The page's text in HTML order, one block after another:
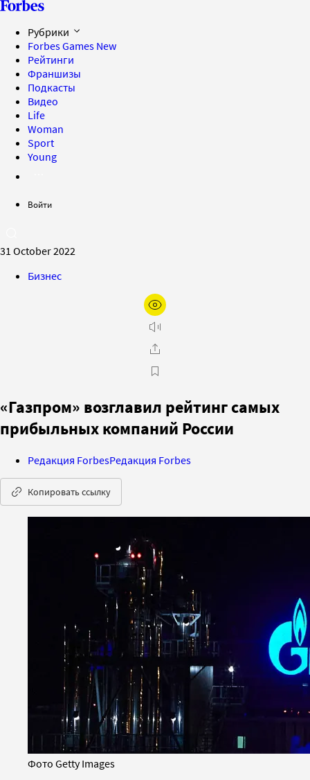
Рубрики
Forbes Games New
Рейтинги
Франшизы
Подкасты
Видео
Life
Woman
Sport
Young
Войти
31 October 2022
Бизнес
«Газпром» возглавил рейтинг самых
прибыльных компаний России
Редакция ForbesРедакция Forbes
Копировать ссылку
Фото Getty Images